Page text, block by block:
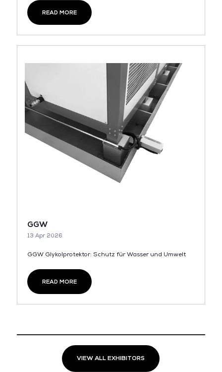
READ MORE
GGW
13 Apr 2026
GGW Glykolprotektor: Schutz für Wasser und Umwelt
READ MORE
VIEW ALL EXHIBITORS